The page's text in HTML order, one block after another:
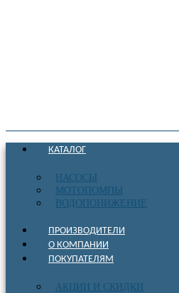
КАТАЛОГ
НАСОСЫ
МОТОПОМПЫ
ВОДОПОНИЖЕНИЕ
ПРОИЗВОДИТЕЛИ
О КОМПАНИИ
ПОКУПАТЕЛЯМ
АКЦИИ И СКИДКИ